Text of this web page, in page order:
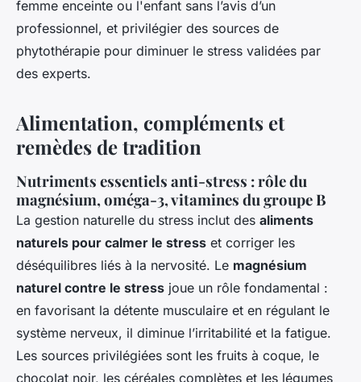
femme enceinte ou l'enfant sans l’avis d’un
professionnel, et privilégier des sources de
phytothérapie pour diminuer le stress validées par
des experts.
Alimentation, compléments et
remèdes de tradition
Nutriments essentiels anti-stress : rôle du
magnésium, oméga-3, vitamines du groupe B
La gestion naturelle du stress inclut des aliments
naturels pour calmer le stress et corriger les
déséquilibres liés à la nervosité. Le magnésium
naturel contre le stress joue un rôle fondamental :
en favorisant la détente musculaire et en régulant le
système nerveux, il diminue l’irritabilité et la fatigue.
Les sources privilégiées sont les fruits à coque, le
chocolat noir, les céréales complètes et les légumes